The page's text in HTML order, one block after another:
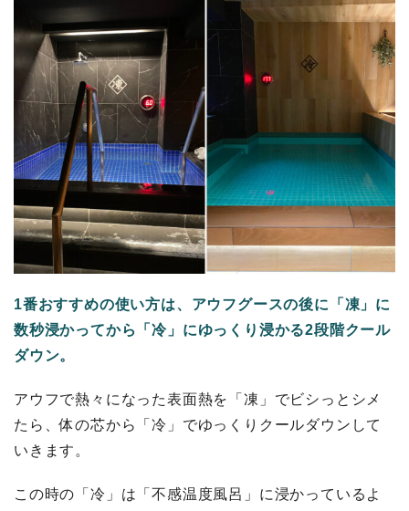
1番おすすめの使い方は、アウフグースの後に「凍」に
数秒浸かってから「冷」にゆっくり浸かる2段階クール
ダウン。
アウフで熱々になった表面熱を「凍」でビシっとシメ
たら、体の芯から「冷」でゆっくりクールダウンして
いきます。
この時の「冷」は「不感温度風呂」に浸かっているよ